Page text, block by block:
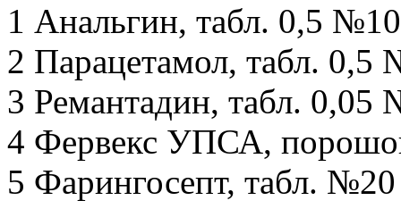
1 Анальгин, табл. 0,5
2 Парацетамол, табл. 0,5
3 Ремантадин, табл. 0,05
4 Фервекс УПСА,
5 Фарингосепт, табл.